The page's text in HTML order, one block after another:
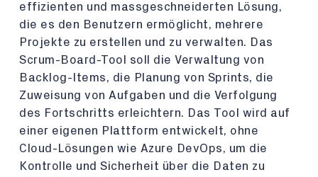
effizienten und massgeschneiderten Lösung,
die es den Benutzern ermöglicht, mehrere
Projekte zu erstellen und zu verwalten. Das
Scrum-Board-Tool soll die Verwaltung von
Backlog-Items, die Planung von Sprints, die
Zuweisung von Aufgaben und die Verfolgung
des Fortschritts erleichtern. Das Tool wird auf
einer eigenen Plattform entwickelt, ohne
Cloud-Lösungen wie Azure DevOps, um die
Kontrolle und Sicherheit über die Daten zu